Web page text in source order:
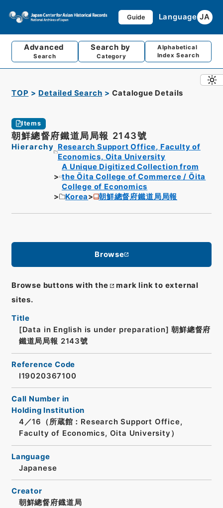
Guide Language JA
Advanced
Search
Search by
Category
Alphabetical
Index Search
TOP Detailed Search Catalogue Details
Items
朝鮮總督府鐵道局局報 2143號
Hierarchy Research Support Office, Faculty of
Economics, Oita University
A Unique Digitized Collection from
the Ōita College of Commerce / Ōita
College of Economics
Korea
朝鮮總督府鐵道局局報
Browse
Browse buttons with the
mark link to external
sites.
Title
[Data in English is under preparation] 朝鮮總督府
鐵道局局報 2143號
Reference Code
I19020367100
Call Number in
Holding Institution
4／16（所蔵館：Research Support Office,
Faculty of Economics, Oita University）
Language
Japanese
Creator
朝鮮總督府鐡道局